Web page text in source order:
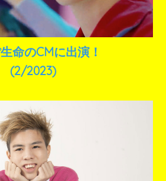
命のCMに出演！
(2/2023)